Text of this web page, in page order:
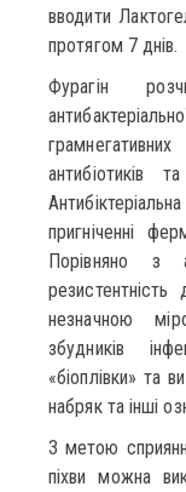
вводити
протягом 7 днів.
Фурагін
антибіотиків
пригніченні
Порівняно з
резистентність
незначною
збудників
«біоплівки» та
набряк та інші
З метою
піхви можна